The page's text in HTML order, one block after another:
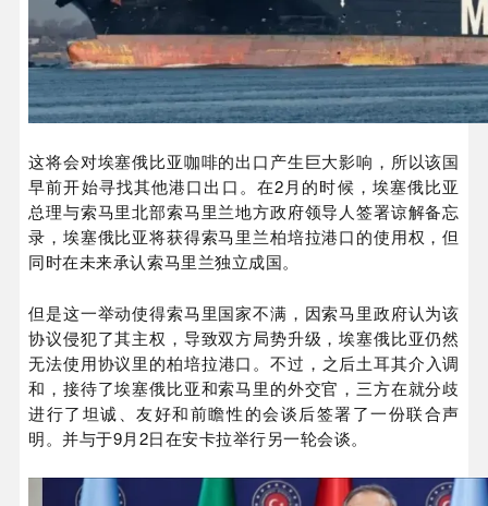
这将会对埃塞俄比亚咖啡的出口产生巨大影响，所以该国
早前开始寻找其他港口出口。在2月的时候，埃塞俄比亚
总理与索马里北部索马里兰地方政府领导人签署谅解备忘
录，埃塞俄比亚将获得索马里兰柏培拉港口的使用权，但
同时在未来承认索马里兰独立成国。
但是这一举动使得索马里国家不满，因索马里政府认为该
协议侵犯了其主权，导致双方局势升级，埃塞俄比亚仍然
无法使用协议里的柏培拉港口。不过，之后土耳其介入调
和，接待了埃塞俄比亚和索马里的外交官，三方在就分歧
进行了坦诚、友好和前瞻性的会谈后签署了一份联合声
明。并与于9月2日在安卡拉举行另一轮会谈。